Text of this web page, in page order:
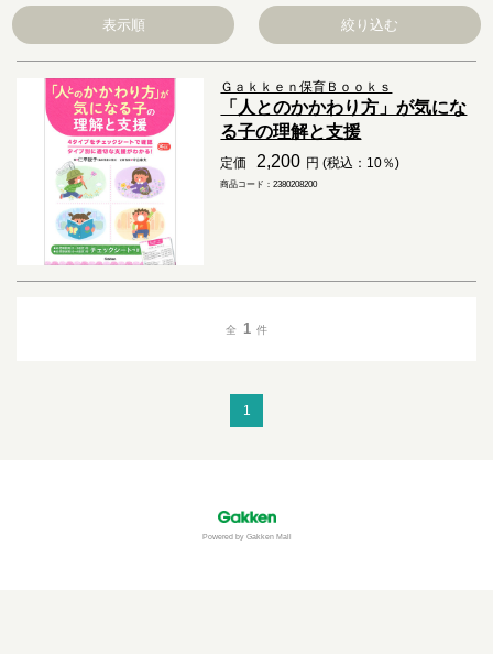
表示順 絞り込む
Ｇａｋｋｅｎ保育Ｂｏｏｋｓ
「人とのかかわり方」が気にな
る子の理解と支援
定価 2,200 円 (税込：10％)
商品コード：2380208200
全 1 件
1
Powered by Gakken Mall